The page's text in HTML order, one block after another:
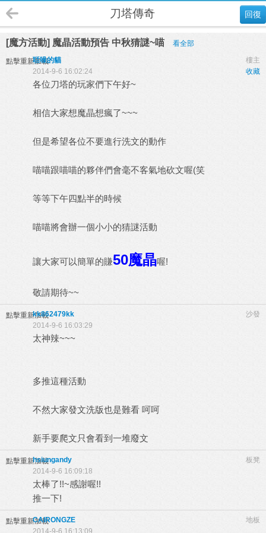
回復
刀塔傳奇
[魔方活動] 魔晶活動預告 中秋猜謎~喵 看全部
點擊重新加載 樓主
聒噪的貓
收藏
2014-9-6 16:02:24
各位刀塔的玩家們下午好~
相信大家想魔晶想瘋了~~~
但是希望各位不要進行洗文的動作
喵喵跟喵喵的夥伴們會毫不客氣地砍文喔(笑
等等下午四點半的時候
喵喵將會辦一個小小的猜謎活動
讓大家可以簡單的賺50魔晶喔!
敬請期待~~
點擊重新加載 沙發
kk862479kk
2014-9-6 16:03:29
太神辣~~~
多推這種活動
不然大家發文洗版也是難看 呵呵
新手要爬文只會看到一堆廢文
點擊重新加載 板凳
hsiungandy
2014-9-6 16:09:18
太棒了!!~感謝喔!!
推一下!
點擊重新加載 地板
CAIRONGZE
2014-9-6 16:13:09